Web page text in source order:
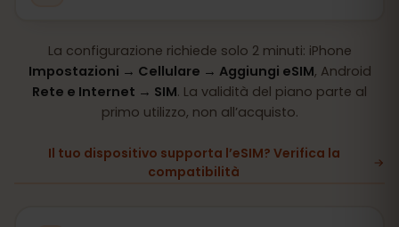
La configurazione richiede solo 2 minuti: iPhone
Impostazioni → Cellulare → Aggiungi eSIM, Android
Rete e Internet → SIM. La validità del piano parte al
primo utilizzo, non all’acquisto.
Il tuo dispositivo supporta l’eSIM? Verifica la
compatibilità